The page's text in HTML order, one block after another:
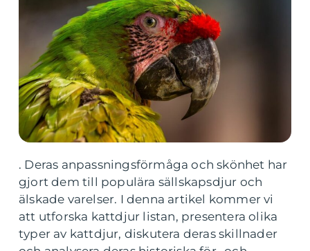
. Deras anpassningsförmåga och skönhet har
gjort dem till populära sällskapsdjur och
älskade varelser. I denna artikel kommer vi
att utforska kattdjur listan, presentera olika
typer av kattdjur, diskutera deras skillnader